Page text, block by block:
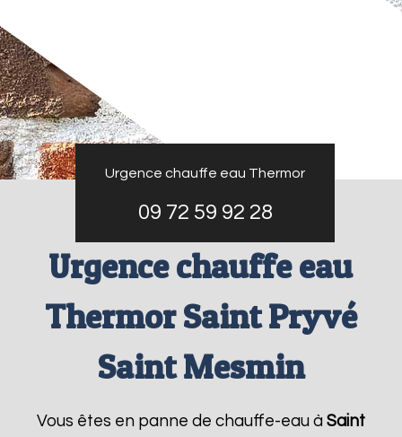
Urgence chauffe eau Thermor
09 72 59 92 28
Urgence chauffe eau
Thermor Saint Pryvé
Saint Mesmin
Vous êtes en panne de chauffe-eau à Saint